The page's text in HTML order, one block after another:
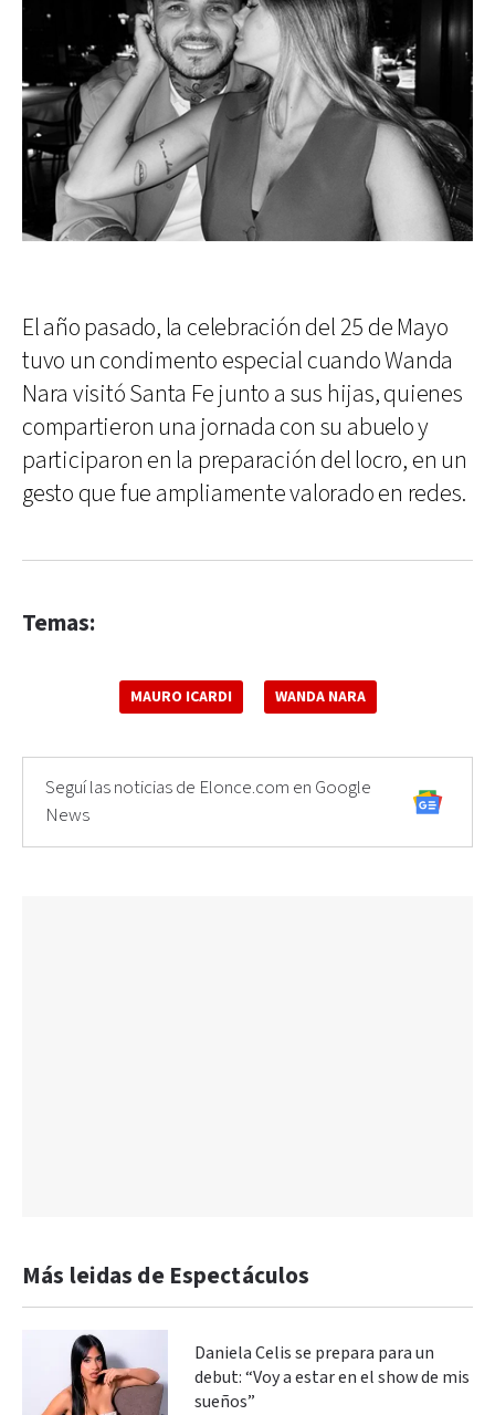
El año pasado, la celebración del 25 de Mayo
tuvo un condimento especial cuando Wanda
Nara visitó Santa Fe junto a sus hijas, quienes
compartieron una jornada con su abuelo y
participaron en la preparación del locro, en un
gesto que fue ampliamente valorado en redes.
Temas:
MAURO ICARDI WANDA NARA
Seguí las noticias de Elonce.com en Google
News
Más leidas de Espectáculos
Daniela Celis se prepara para un
debut: “Voy a estar en el show de mis
sueños”